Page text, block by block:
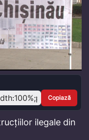
Copiază
ilegale din